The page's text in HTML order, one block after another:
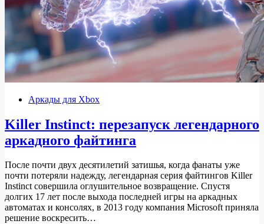
Аркады для Xbox
Killer Instinct: перезапуск легендарного
аркадного файтинга
После почти двух десятилетий затишья, когда фанаты уже
почти потеряли надежду, легендарная серия файтингов Killer
Instinct совершила оглушительное возвращение. Спустя
долгих 17 лет после выхода последней игры на аркадных
автоматах и консолях, в 2013 году компания Microsoft приняла
решение воскресить…